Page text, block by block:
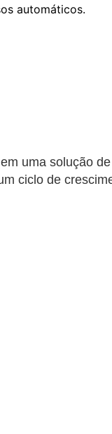
automáticos.
uma solução
ciclo de